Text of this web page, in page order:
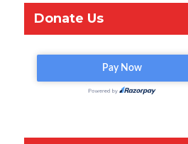
Donate Us